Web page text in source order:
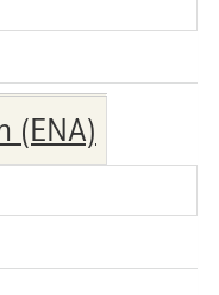
(ENA)